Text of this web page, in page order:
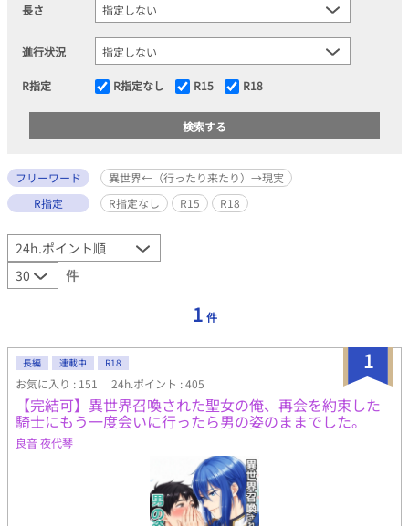
長さ
進行状況
R指定 R指定なし R15 R18
フリーワード
異世界←（行ったり来たり）→現実
R指定
R指定なし R15 R18
件
1 件
1
長編 連載中 R18
お気に入り : 151 24h.ポイント : 405
【完結可】異世界召喚された聖女の俺、再会を約束した
騎士にもう一度会いに行ったら男の姿のままでした。
良音 夜代琴